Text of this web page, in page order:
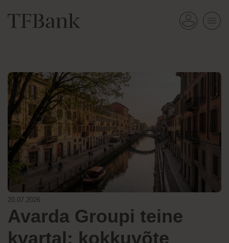
20.07.2026
Avarda Groupi teine
kvartal: kokkuvõte